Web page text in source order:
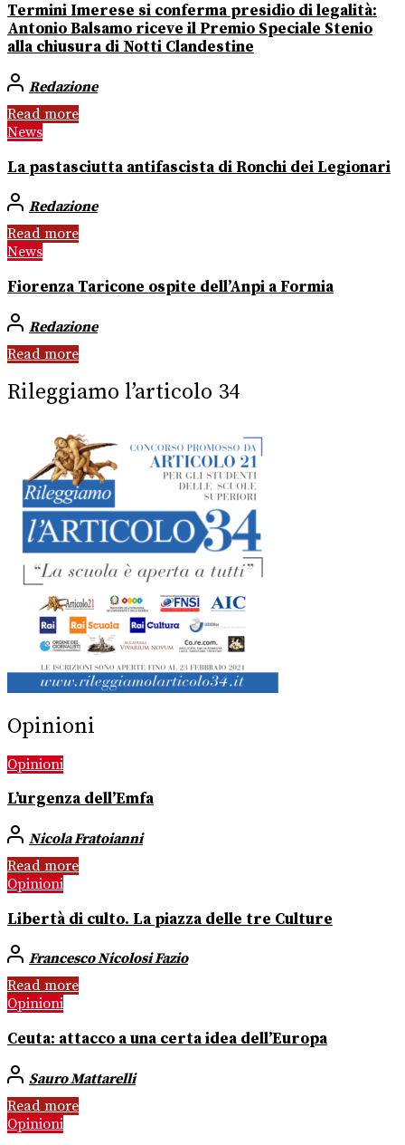
Termini Imerese si conferma presidio di legalità:
Antonio Balsamo riceve il Premio Speciale Stenio
alla chiusura di Notti Clandestine
Redazione
Read more
News
La pastasciutta antifascista di Ronchi dei Legionari
Redazione
Read more
News
Fiorenza Taricone ospite dell’Anpi a Formia
Redazione
Read more
Rileggiamo l’articolo 34
Opinioni
Opinioni
L’urgenza dell’Emfa
Nicola Fratoianni
Read more
Opinioni
Libertà di culto. La piazza delle tre Culture
Francesco Nicolosi Fazio
Read more
Opinioni
Ceuta: attacco a una certa idea dell’Europa
Sauro Mattarelli
Read more
Opinioni